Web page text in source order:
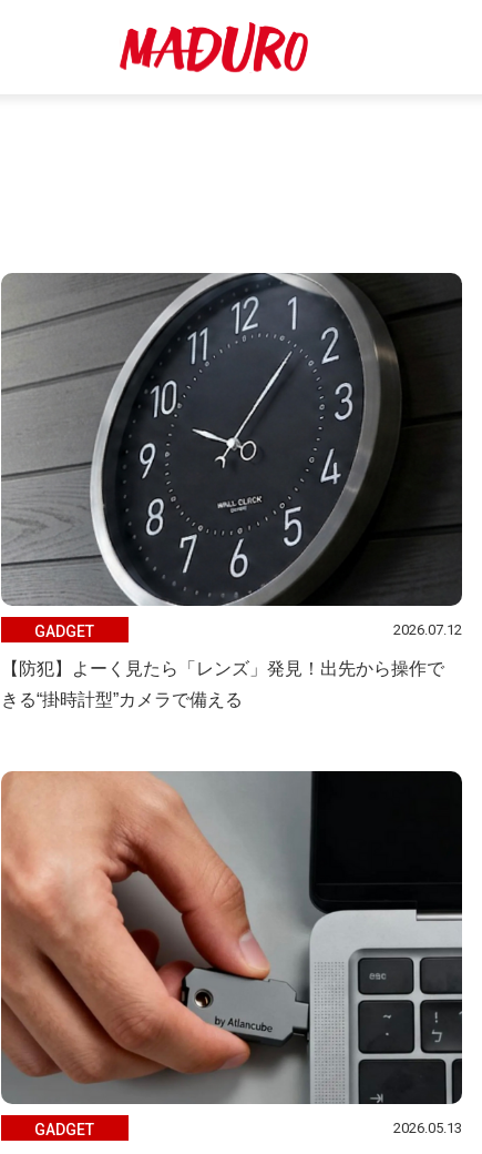
GADGET 2026.07.12
【防犯】よーく見たら「レンズ」発見！出先から操作で
きる“掛時計型”カメラで備える
GADGET 2026.05.13